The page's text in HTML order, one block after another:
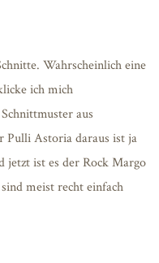
Wahrscheinlich eine
ich mich
aus
Pulli Astoria daraus ist ja
jetzt ist es der Rock Margo
meist recht einfach